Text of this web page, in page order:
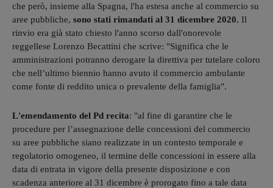
che però, insieme alla Spagna, l'ha estesa anche al commercio su
aree pubbliche, sono stati rimandati al 31 dicembre 2020. Il
rinvio era già stato chiesto l'anno scorso dall'onorevole
reggellese Lorenzo Becattini che scrive: "Significa che le
amministrazioni potranno derogare la direttiva per tutelare coloro
che nell’ultimo biennio hanno avuto il commercio ambulante
come fonte di reddito unica o prevalente della famiglia".
L'emendamento del Pd recita: "al fine di garantire che le
procedure per l’assegnazione delle concessioni del commercio
su aree pubbliche siano realizzate in un contesto temporale e
regolatorio omogeneo, il termine delle concessioni in essere alla
data di entrata in vigore della presente disposizione e con
scadenza anteriore al 31 dicembre è prorogato fino a tale data